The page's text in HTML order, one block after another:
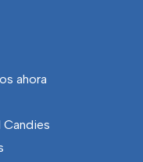
ahora
Candies